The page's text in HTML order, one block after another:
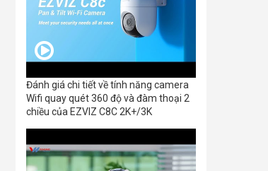
Đánh giá chi tiết về tính năng camera
Wifi quay quét 360 độ và đàm thoại 2
chiều của EZVIZ C8C 2K+/3K